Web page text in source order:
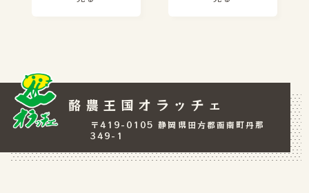
酪農王国オラッチェ
〒419-0105 静岡県田方郡函南町丹那
349-1